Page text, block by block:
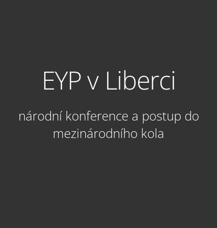
EYP v Liberci
národní konference a postup do
mezinárodního kola